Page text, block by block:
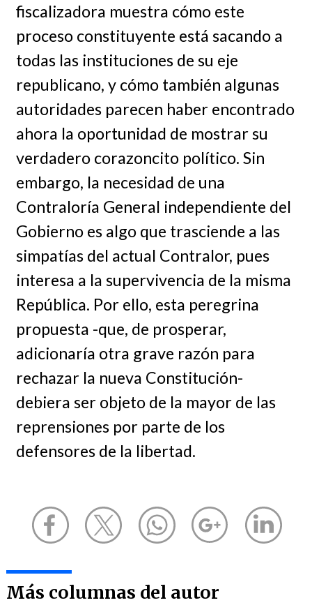
fiscalizadora muestra cómo este
proceso constituyente está sacando a
todas las instituciones de su eje
republicano, y cómo también algunas
autoridades parecen haber encontrado
ahora la oportunidad de mostrar su
verdadero corazoncito político. Sin
embargo, la necesidad de una
Contraloría General independiente del
Gobierno es algo que trasciende a las
simpatías del actual Contralor, pues
interesa a la supervivencia de la misma
República. Por ello, esta peregrina
propuesta -que, de prosperar,
adicionaría otra grave razón para
rechazar la nueva Constitución-
debiera ser objeto de la mayor de las
reprensiones por parte de los
defensores de la libertad.
Más columnas del autor